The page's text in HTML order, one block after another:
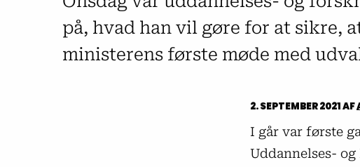
på, hvad han vil gøre for at sikre,
ministerens første møde med
2. SEPTEMBER 2021AF
I går var første
Uddannelses-